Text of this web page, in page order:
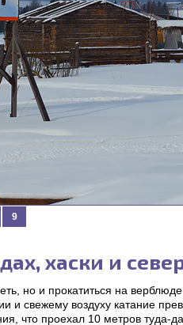
9
хаски и
но и прокатиться на
и свежему воздуху катание
что проехал 10 метров туда-